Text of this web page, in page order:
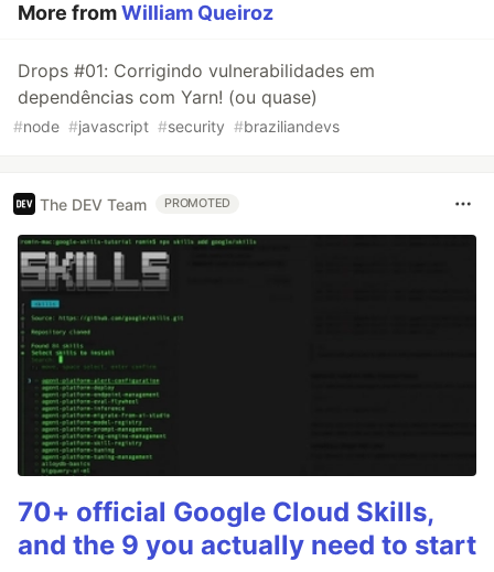
More fromWilliam Queiroz
Drops #01: Corrigindo vulnerabilidades em
dependências com Yarn! (ou quase)
#node #javascript #security #braziliandevs
The DEV Team PROMOTED
70+ official Google Cloud Skills,
and the 9 you actually need to start